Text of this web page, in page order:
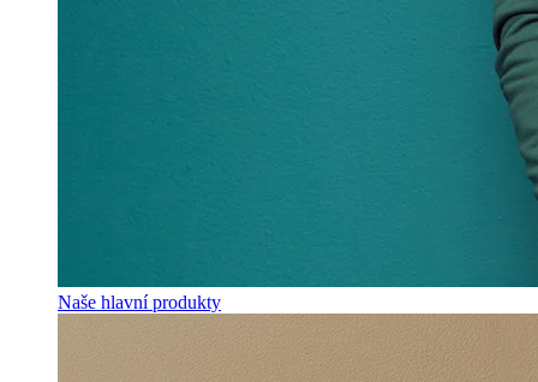
Naše hlavní produkty